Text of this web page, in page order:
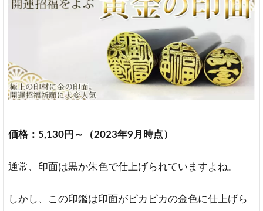
価格：5,130円～（2023年9月時点）
通常、印面は黒か朱色で仕上げられていますよね。
しかし、この印鑑は印面がピカピカの金色に仕上げら